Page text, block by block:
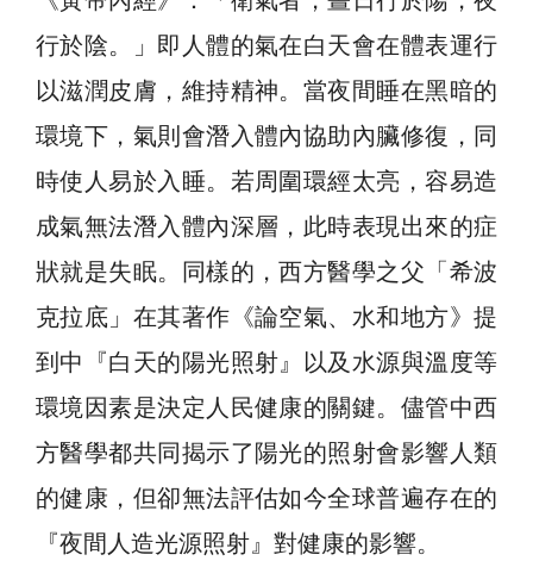
行於陰。」即人體的氣在白天會在體表運行
以滋潤皮膚，維持精神。當夜間睡在黑暗的
環境下，氣則會潛入體內協助內臟修復，同
時使人易於入睡。若周圍環經太亮，容易造
成氣無法潛入體內深層，此時表現出來的症
狀就是失眠。同樣的，西方醫學之父「希波
克拉底」在其著作《論空氣、水和地方》提
到中『白天的陽光照射』以及水源與溫度等
環境因素是決定人民健康的關鍵。儘管中西
方醫學都共同揭示了陽光的照射會影響人類
的健康，但卻無法評估如今全球普遍存在的
『夜間人造光源照射』對健康的影響。